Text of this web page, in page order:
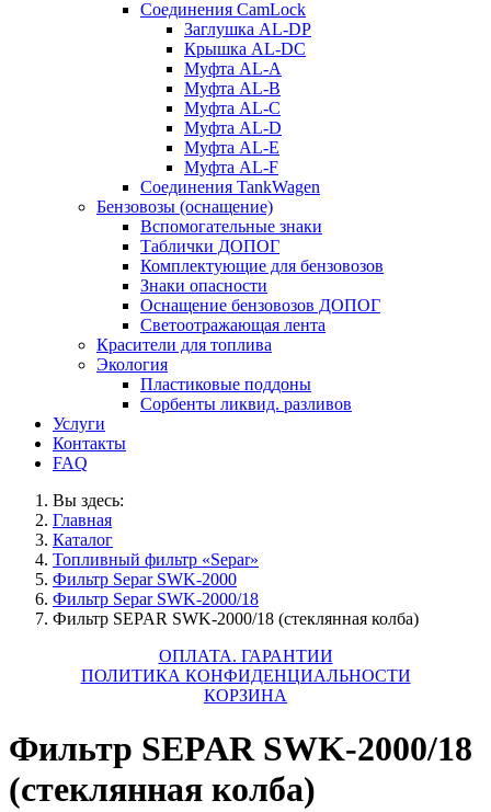
Соединения CamLock
Заглушка AL-DP
Крышка AL-DC
Муфта AL-A
Муфта AL-B
Муфта AL-C
Муфта AL-D
Муфта AL-E
Муфта AL-F
Соединения TankWagen
Бензовозы (оснащение)
Вспомогательные знаки
Таблички ДОПОГ
Комплектующие для бензовозов
Знаки опасности
Оснащение бензовозов ДОПОГ
Светоотражающая лента
Красители для топлива
Экология
Пластиковые поддоны
Сорбенты ликвид. разливов
Услуги
Контакты
FAQ
Вы здесь:
Главная
Каталог
Топливный фильтр «Separ»
Фильтр Separ SWK-2000
Фильтр Separ SWK-2000/18
Фильтр SEPAR SWK-2000/18 (стеклянная колба)
ОПЛАТА. ГАРАНТИИ
ПОЛИТИКА КОНФИДЕНЦИАЛЬНОСТИ
КОРЗИНА
Фильтр SEPAR SWK-2000/18
(стеклянная колба)